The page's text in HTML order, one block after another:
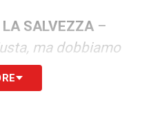
LA SALVEZZA–
ma dobbiamo
Noi proviamo
possibile a quel